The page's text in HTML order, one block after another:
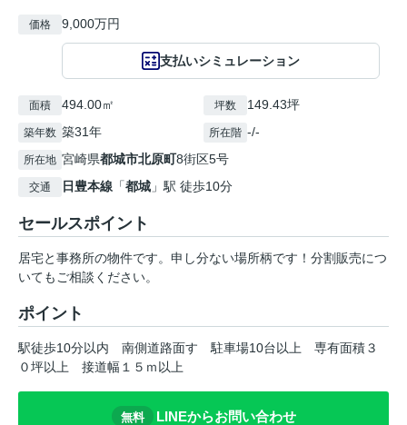
価格 9,000万円
支払いシミュレーション
面積 494.00㎡ 坪数 149.43坪
築年数 築31年 所在階 -/-
所在地 宮崎県都城市北原町8街区5号
交通 日豊本線 「都城 」駅 徒歩10分
セールスポイント
居宅と事務所の物件です。申し分ない場所柄です！分割販売につ
いてもご相談ください。
ポイント
駅徒歩10分以内 南側道路面す 駐車場10台以上
専有面積３
０坪以上
接道幅１５ｍ以上
無料 LINEからお問い合わせ